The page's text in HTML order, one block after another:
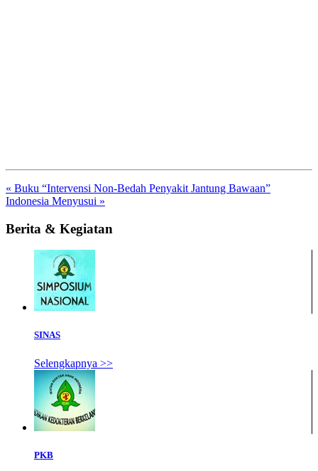
« Buku “Intervensi Non-Bedah Penyakit Jantung Bawaan”
Indonesia Menyusui »
Berita & Kegiatan
SINAS
Selengkapnya >>
PKB